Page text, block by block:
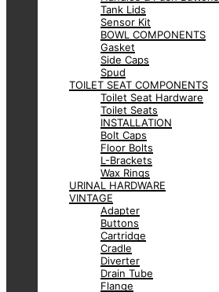
Tank Lids
Sensor Kit
BOWL COMPONENTS
Gasket
Side Caps
Spud
TOILET SEAT COMPONENTS
Toilet Seat Hardware
Toilet Seats
INSTALLATION
Bolt Caps
Floor Bolts
L-Brackets
Wax Rings
URINAL HARDWARE
VINTAGE
Adapter
Buttons
Cartridge
Cradle
Diverter
Drain Tube
Flange